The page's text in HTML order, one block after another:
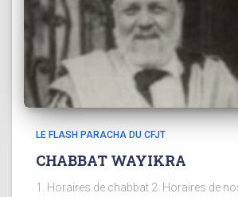
LE FLASH PARACHA DU CFJT
CHABBAT WAYIKRA
1. Horaires de chabbat 2. Horaires de